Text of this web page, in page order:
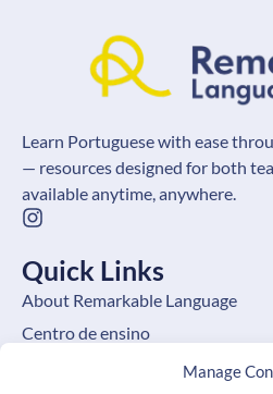
Manage
Learn Portuguese with ease
— resources designed for both
available anytime, anywhere.
Quick Links
About Remarkable Language
Centro de ensino